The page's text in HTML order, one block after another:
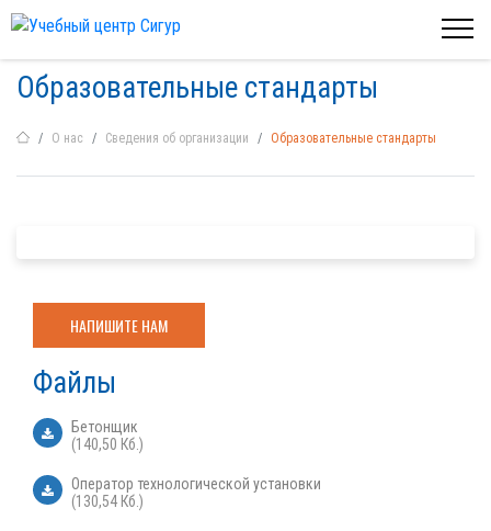
Образовательные стандарты
О нас Сведения об организации Образовательные стандарты
НАПИШИТЕ НАМ
Файлы
Бетонщик
(140,50 Кб.)
Оператор технологической установки
(130,54 Кб.)